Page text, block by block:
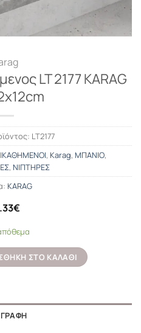
LT 2177 KARAG
LT2177
, Karag, ΜΠΑΝΙΟ,
, ΝΙΠΤΗΡΕΣ
KARAG
€
2177 KARAG 42x42x12cm ποσότητα
ΣΤΟ ΚΑΛΆΘΙ